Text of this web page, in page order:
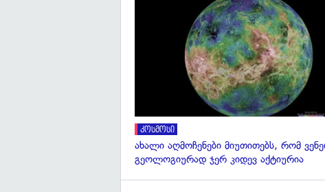
კოსმოსი
ახალი აღმოჩენები მიუთითებს, რომ
გეოლოგიურად ჯერ კიდევ აქტიურია